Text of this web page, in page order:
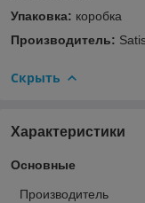
Упаковка: коробка
Производитель:
Скрыть
Характеристики
Основные
Производитель